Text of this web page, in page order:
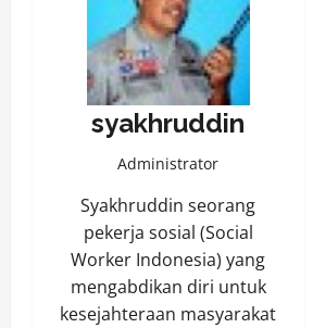
syakhruddin
Administrator
Syakhruddin seorang
pekerja sosial (Social
Worker Indonesia) yang
mengabdikan diri untuk
kesejahteraan masyarakat